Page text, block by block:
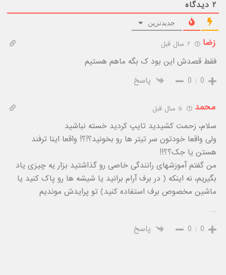
۲ دیدگاه
جدیدترین
زضا 7 سال قبل
فقط قصدش این بود ک بگه ماهم هستیم
0
0 پاسخ
محمد
سلام، زحمت کشیدید تایپ کردید خسته نباشید
ولی واقعا خودتون سر تیتر ها رو بخونید؟!؟! واقعا اینا ترفند
هستن یا جک؟؟!!
من گفتم آموزشهای رانندگی خاصی رو گذاشتید بزار یه چیزی یاد
بگیریم، نه اینکه ( در برف آرام برانید یا شیشه ها رو پاک کنید یا
ماشین مخصوص برف استفاده کنید) تو پرایدش موندیم
…
0
0 پاسخ